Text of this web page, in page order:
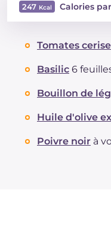
247 Calories
Glucides
Protéine
Graisses
Fibre
Cholestérol
Tomates
Basilic 6
Bouillon de
Huile d'olive
Poivre noir à